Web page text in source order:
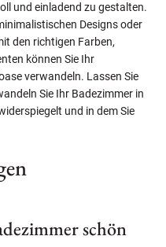
und einladend zu gestalten.
Designs oder
den richtigen Farben,
können Sie Ihr
verwandeln. Lassen Sie
Sie Ihr Badezimmer in
und in dem Sie
schön